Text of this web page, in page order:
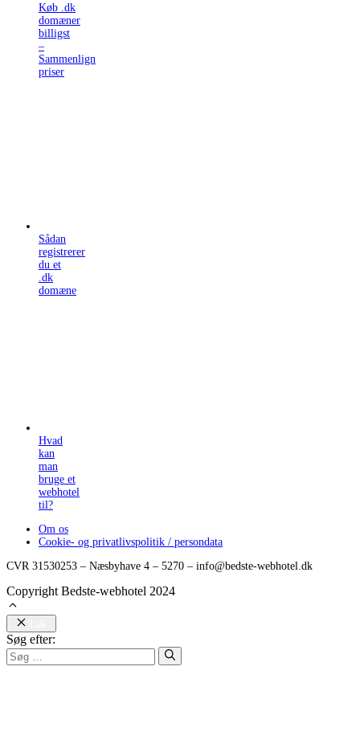
Køb .dk
domæner
billigst
–
Sammenlign
priser
Sådan
registrerer
du et
.dk
domæne
Hvad
kan
man
bruge et
webhotel
til?
Om os
Cookie- og privatlivspolitik / persondata
CVR 31530253 – Næsbyhave 4 – 5270 – info@bedste-webhotel.dk
Copyright Bedste-webhotel 2024
Søg efter: